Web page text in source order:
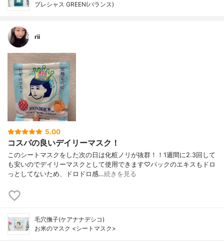
プレシャス GREEN(バランス)
rii
5.00
コスパの良いデイリーマスク！
このシートマスクをした次の日は化粧ノリが抜群！！1週間に2.3回して
も安いのでデイリーマスクとして使用できます♡パックのエキスもドロ
っとしてないため、ドロドロ感…続きを見る
毛穴撫子(ケアナナデシコ)
お米のマスク <シートマスク>